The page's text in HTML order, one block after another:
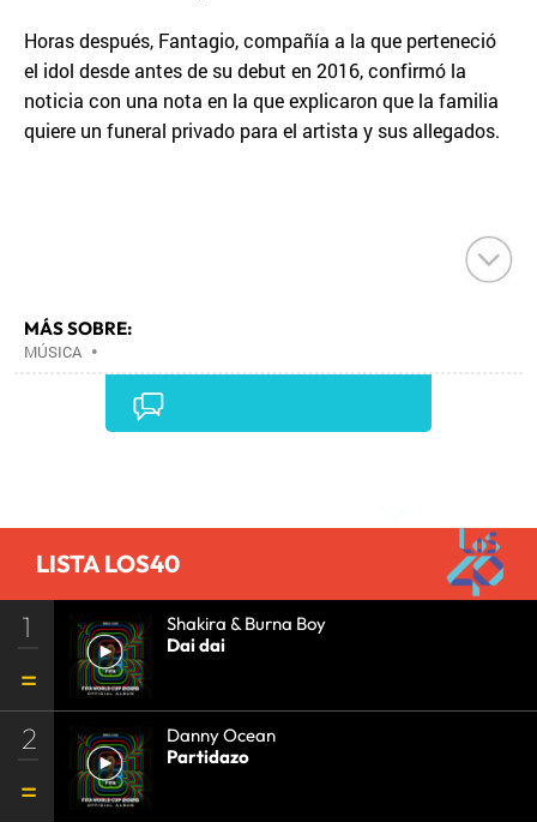
Horas después, Fantagio, compañía a la que perteneció
el idol desde antes de su debut en 2016, confirmó la
noticia con una nota en la que explicaron que la familia
quiere un funeral privado para el artista y sus allegados.
MÁS SOBRE:
MÚSICA •
LISTA LOS40
1
Shakira & Burna Boy
Dai dai
2
Danny Ocean
Partidazo